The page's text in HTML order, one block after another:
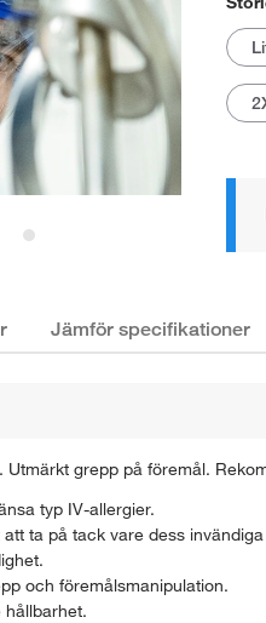
Jämför specifikationer
grepp på föremål.
typ IV-allergier.
ta på tack vare dess
och föremålsmanipulation.
hållbarhet.